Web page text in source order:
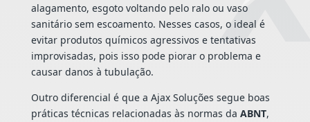
alagamento, esgoto voltando pelo ralo ou vaso
sanitário sem escoamento. Nesses casos, o ideal é
evitar produtos químicos agressivos e tentativas
improvisadas, pois isso pode piorar o problema e
causar danos à tubulação.
Outro diferencial é que a Ajax Soluções segue boas
práticas técnicas relacionadas às normas da ABNT,